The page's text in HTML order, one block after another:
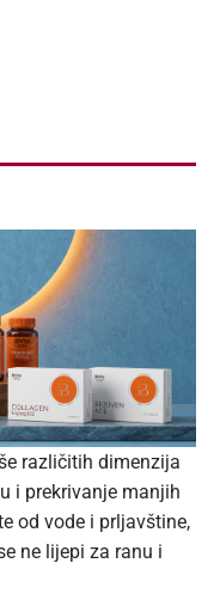
različitih dimenzija
i prekrivanje manjih
od vode i prljavštine,
ne lijepi za ranu i